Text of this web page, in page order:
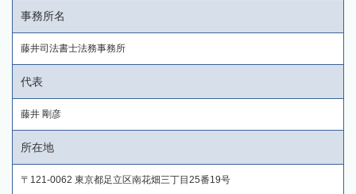
事務所名
藤井司法書士法務事務所
代表
藤井 剛彦
所在地
〒121-0062 東京都足立区南花畑三丁目25番19号